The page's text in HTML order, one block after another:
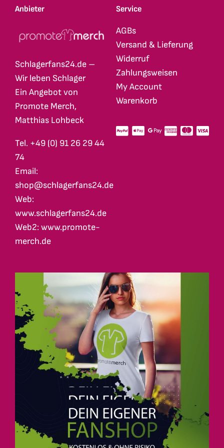
Anbieter
Schlagerfans24.de –
Wir leben Schlager
Ein Angebot von
Promote Merch,
Matthias Lohbeck
Tel. +49 (0) 91 26 29 44
74
Email:
shop@schlagerfans24.de
Web:
www.schlagerfans24.de
Web2: www.promote-
merch.de
Service
AGBs
Versand & Lieferung
Widerruf
Zahlungsweisen
My Account
Warenkorb